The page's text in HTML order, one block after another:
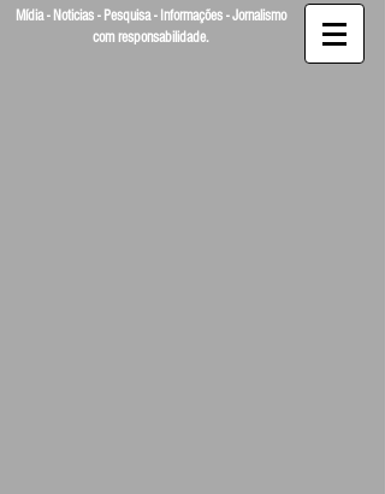
Mídia - Noticias - Pesquisa - Informações - Jornalismo
com responsabilidade.